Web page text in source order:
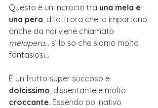
Questo è un incrocio tra una mela e
una pera , difatti ora che lo importano
anche da noi viene chiamato
melapera... sì lo so che siamo molto
fantasiosi...
È un frutto super succoso e
dolcissimo , dissentante e molto
croccante. Essendo poi nativo